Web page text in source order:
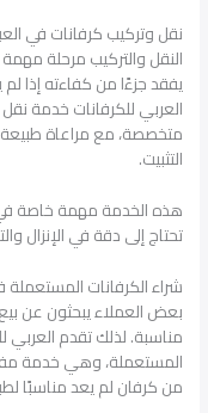
نقل وتركيب كرفانات في
النقل والتركيب مرحلة
يفقد جزءًا من كفاءته إذا
العربي للكرفانات خدمة
متخصصة، مع مراعاة
التثبيت.
هذه الخدمة مهمة خاصة في
تحتاج إلى دقة في الإنزال
شراء الكرفانات المستعملة
بعض العملاء يبحثون عن بيع
مناسبة. لذلك تقدم العربي
المستعملة، وهي خدمة
من كرفان لم يعد مناسبًا